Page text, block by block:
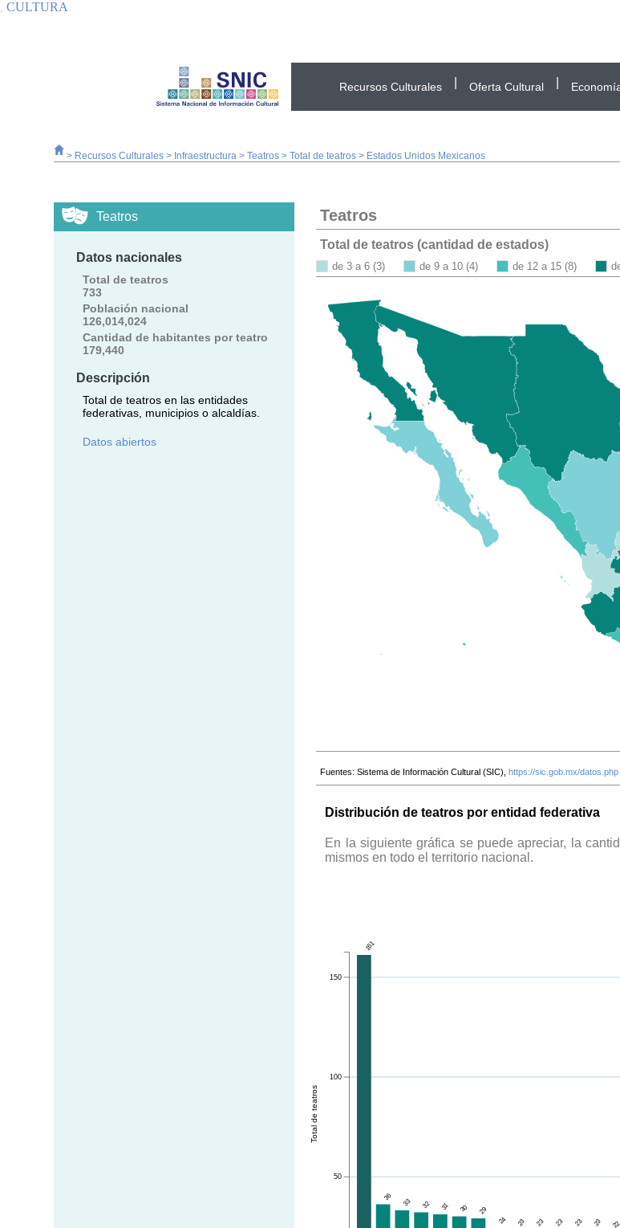
CULTURA
Recursos Culturales Oferta Cultural
> Recursos Culturales> Infraestructura> Teatros> Total de teatros> Estados Unidos Mexicanos
Teatros
Datos nacionales
Total de teatros
733
Población nacional
126,014,024
Cantidad de habitantes por teatro
179,440
Descripción
Total de teatros en las entidades
federativas, municipios o alcaldías.
Datos abiertos
Teatros
Total de teatros (cantidad de estados)
de 3 a 6 (3) de 9 a 10 (4) de 12 a 15 (8)
Fuentes: Sistema de Información Cultural (SIC),https://sic.gob.mx/datos.php
Distribución de teatros por entidad federativa
En la siguiente gráfica se puede apreciar, la
mismos en todo el territorio nacional.
Total de teatros
50
100
150
161
36
33 32 31 30
29
24
23 23 23 23 23 22